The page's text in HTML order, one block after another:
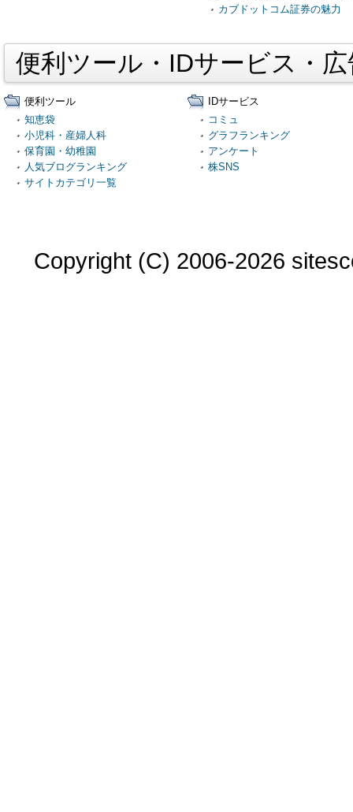
カブドットコム証券の魅力
便利ツール・IDサービス・
便利ツール
知恵袋
小児科・産婦人科
保育園・幼稚園
人気ブログランキング
サイトカテゴリ一覧
IDサービス
コミュ
グラフランキング
アンケート
株SNS
Copyright (C) 2006-2026